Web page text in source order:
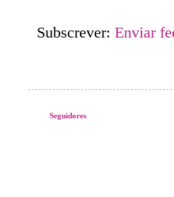
Subscrever: Enviar
Seguidores